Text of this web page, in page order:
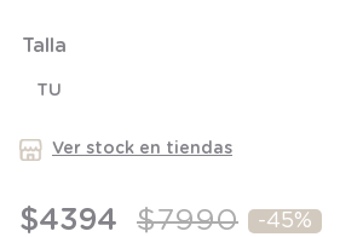
Talla
TU
Ver stock en tiendas
$4394 $7990 -45%
7.
8.